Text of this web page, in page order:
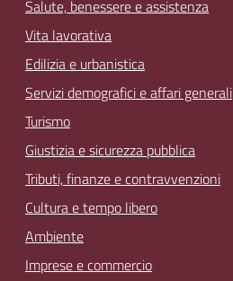
Salute, benessere e assistenza
Vita lavorativa
Edilizia e urbanistica
Servizi demografici e affari generali
Turismo
Giustizia e sicurezza pubblica
Tributi, finanze e contravvenzioni
Cultura e tempo libero
Ambiente
Imprese e commercio